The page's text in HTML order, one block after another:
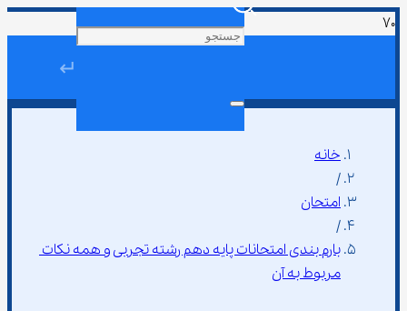
↵
خانه
/
امتحان
/
بارم‌ بندی امتحانات پایه دهم رشته تجربی و همه نکات
مربوط به آن